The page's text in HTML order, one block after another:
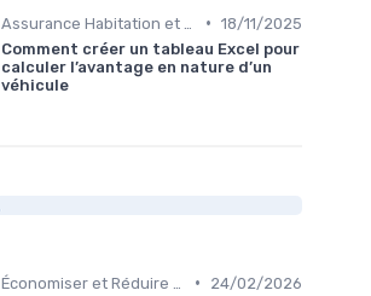
• 18/11/2025
Comment créer un tableau Excel pour
calculer l’avantage en nature d’un
véhicule
•
24/02/2026